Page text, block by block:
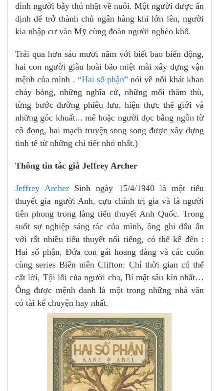
đình người bẫy thú nhặt về nuôi. Một người được ấn
định để trở thành chủ ngân hàng khi lớn lên, người
kia nhập cư vào Mỹ cùng đoàn người nghèo khổ.
Trải qua hơn sáu mươi năm với biết bao biến động,
hai con người giàu hoài bão miệt mài xây dựng vận
mệnh của mình . “Hai số phận” nói về nỗi khát khao
cháy bỏng, những nghĩa cử, những mối thâm thù,
từng bước đường phiêu lưu, hiện thực thế giới và
những góc khuất... mê hoặc người đọc bằng ngôn từ
cô đọng, hai mạch truyện song song được xây dựng
tinh tế từ những chi tiết nhỏ nhất.)
Thông tin tác giả Jeffrey Archer
Jeffrey Archer Sinh ngày 15/4/1940 là một tiểu
thuyết gia người Anh, cựu chính trị gia và là người
tiên phong trong làng tiểu thuyết Anh Quốc. Trong
suốt sự nghiệp sáng tác của mình, ông ghi dấu ấn
với rất nhiều tiểu thuyết nổi tiếng, có thể kể đến :
Hai số phận, Đứa con gái hoang đàng và các cuốn
cùng series Biên niên Clifton: Chỉ thời gian có thể
cất lời, Tội lỗi của người cha, Bí mật sâu kín nhất…
Ông được mệnh danh là một trong những nhà văn
có tài kể chuyện hay nhất.